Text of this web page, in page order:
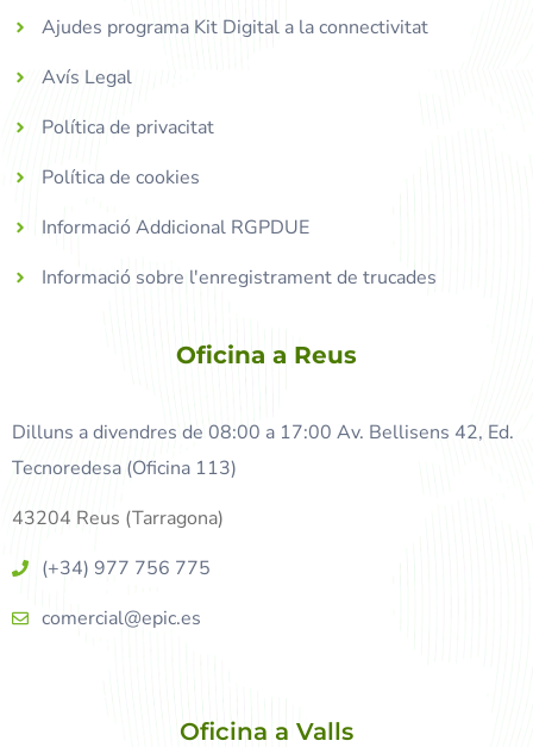
Ajudes programa Kit Digital a la connectivitat
Avís Legal
Política de privacitat
Política de cookies
Informació Addicional RGPDUE
Informació sobre l'enregistrament de trucades
Oficina a Reus
Dilluns a divendres de 08:00 a 17:00 Av. Bellisens 42, Ed.
Tecnoredesa (Oficina 113)
43204 Reus (Tarragona)
(+34) 977 756 775
comercial@epic.es
Oficina a Valls